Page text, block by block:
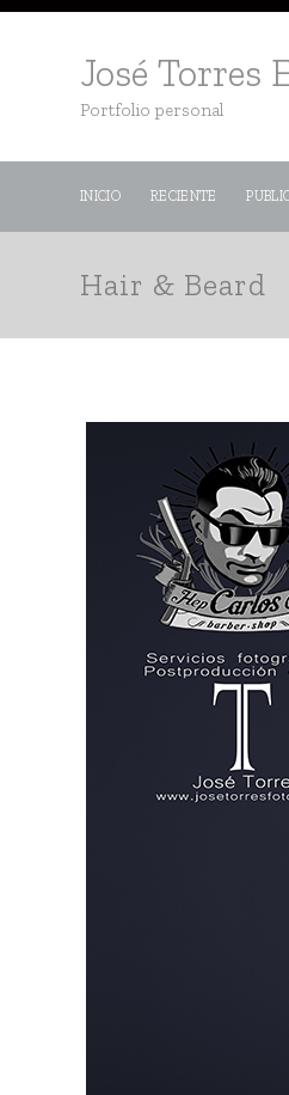
José Torres
Portfolio personal
INICIO RECIENTE
Hair & Beard